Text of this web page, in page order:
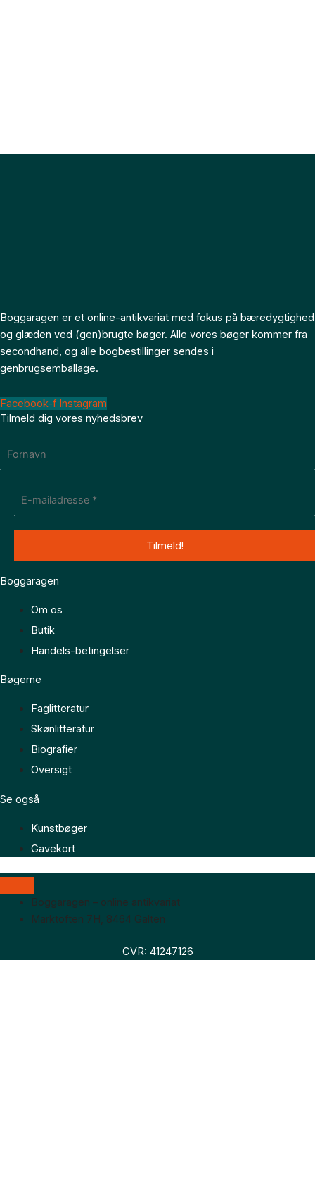
Boggaragen er et online-antikvariat med fokus på bæredygtighed
og glæden ved (gen)brugte bøger. Alle vores bøger kommer fra
secondhand, og alle bogbestillinger sendes i
genbrugsemballage.
Facebook-f Instagram
Tilmeld dig vores nyhedsbrev
Boggaragen
Om os
Butik
Handels-betingelser
Bøgerne
Faglitteratur
Skønlitteratur
Biografier
Oversigt
Se også
Kunstbøger
Gavekort
Boggaragen – online antikvariat
Marktoften 7H, 8464 Galten
CVR: 41247126